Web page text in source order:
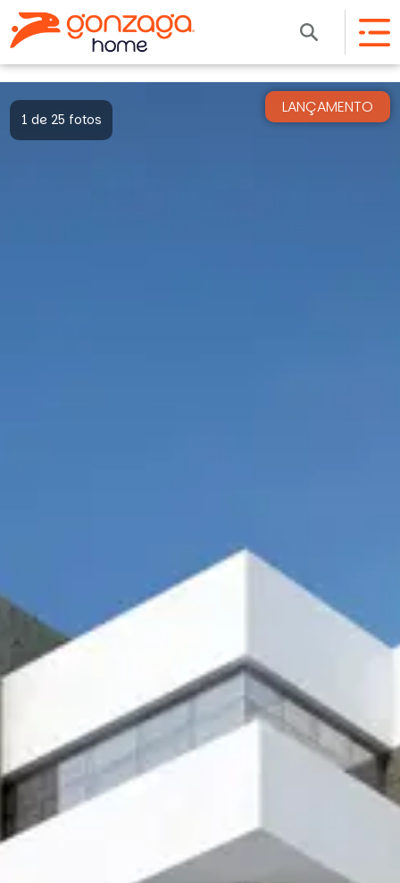
LANÇAMENTO
1 de 25 fotos